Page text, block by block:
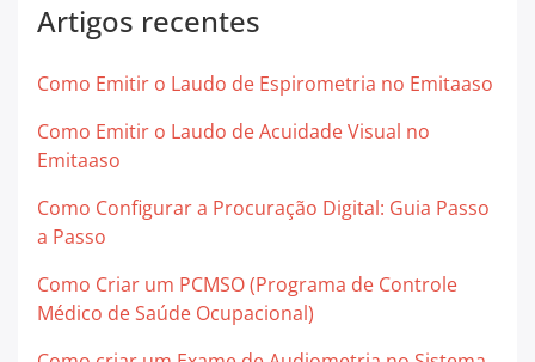
Artigos recentes
Como Emitir o Laudo de Espirometria no Emitaaso
Como Emitir o Laudo de Acuidade Visual no
Emitaaso
Como Configurar a Procuração Digital: Guia Passo
a Passo
Como Criar um PCMSO (Programa de Controle
Médico de Saúde Ocupacional)